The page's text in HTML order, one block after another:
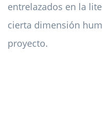
entrelazados en la
cierta dimensión
proyecto.